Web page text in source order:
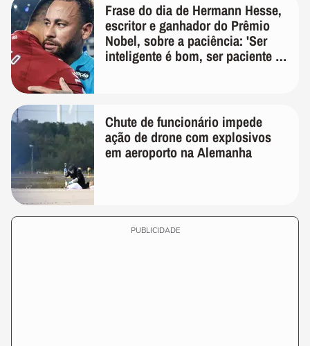
Frase do dia de Hermann Hesse,
escritor e ganhador do Prêmio
Nobel, sobre a paciência: 'Ser
inteligente é bom, ser paciente é
Chute de funcionário impede
ação de drone com explosivos
em aeroporto na Alemanha
PUBLICIDADE